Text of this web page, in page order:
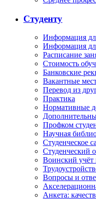
Студенту
Информация
Информация
Расписание
Стоимость
Банковские
Вакантные
Перевод из
Практика
Нормативные
Профком
Научная
Студенческое
Студенческий
Воинский учёт
Вопросы и
Анкета: